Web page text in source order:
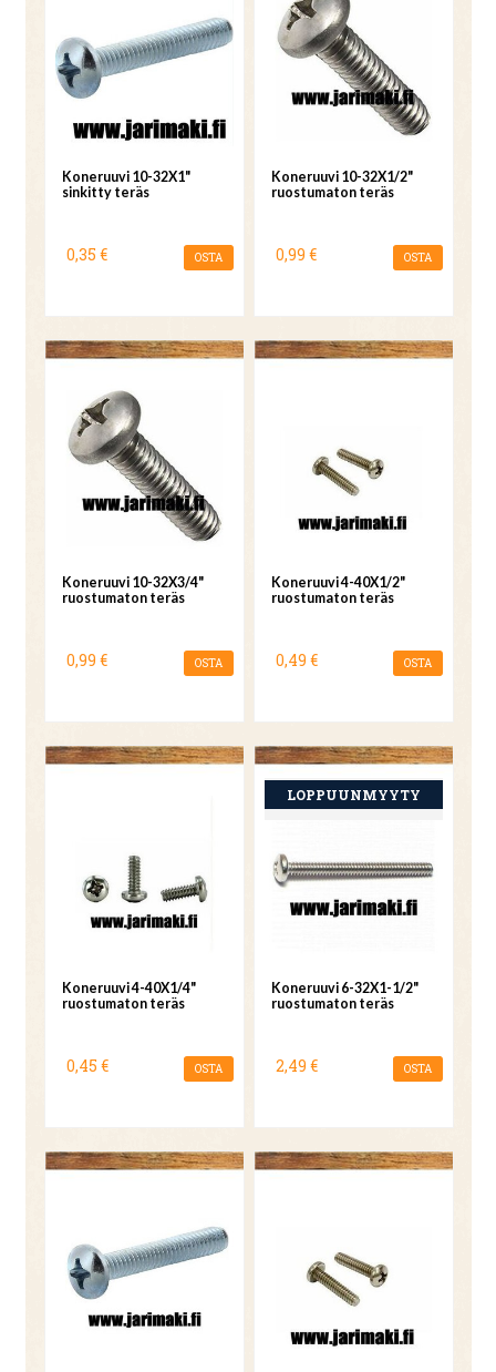
Koneruuvi 10-32X1"
sinkitty teräs
0,35 € OSTA
Koneruuvi 10-32X1/2"
ruostumaton teräs
0,99 € OSTA
Koneruuvi 10-32X3/4"
ruostumaton teräs
0,99 € OSTA
Koneruuvi 4-40X1/2"
ruostumaton teräs
0,49 € OSTA
Koneruuvi 4-40X1/4"
ruostumaton teräs
0,45 € OSTA
Koneruuvi 6-32X1-1/2"
ruostumaton teräs
2,49 € OSTA